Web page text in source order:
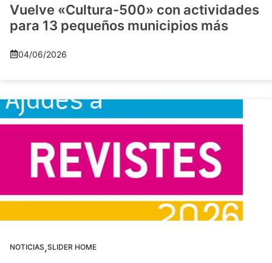
Vuelve «Cultura-500» con actividades
para 13 pequeños municipios más
04/06/2026
NOTICIAS,SLIDER HOME